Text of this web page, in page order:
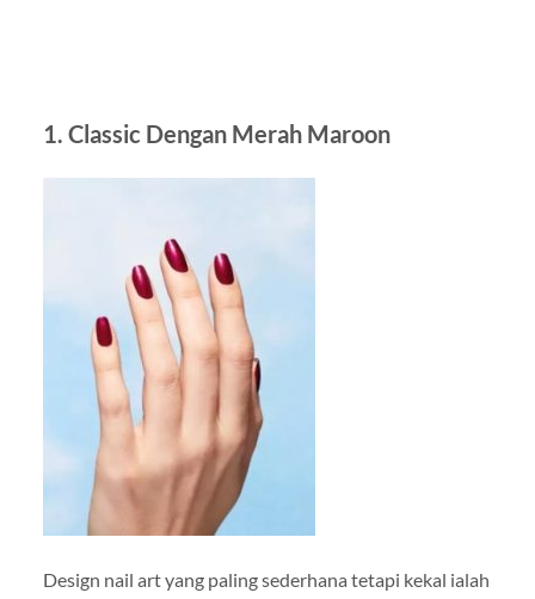
1. Classic Dengan Merah Maroon
Design nail art yang paling sederhana tetapi kekal ialah